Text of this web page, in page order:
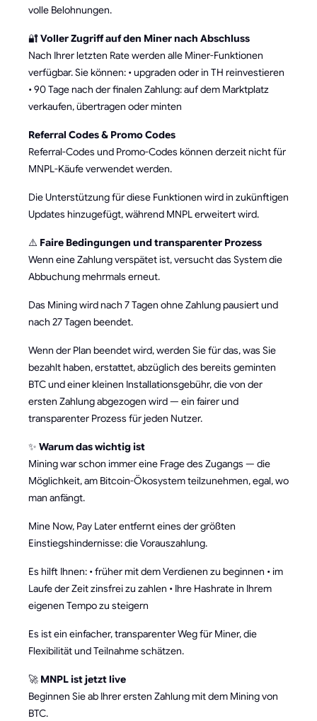
volle Belohnungen.
🔐Voller Zugriff auf den Miner nach Abschluss
Nach Ihrer letzten Rate werden alle Miner-Funktionen
verfügbar. Sie können: • upgraden oder in TH reinvestieren
• 90 Tage nach der finalen Zahlung: auf dem Marktplatz
verkaufen, übertragen oder minten
Referral Codes & Promo Codes
Referral-Codes und Promo-Codes können derzeit nicht für
MNPL-Käufe verwendet werden.
Die Unterstützung für diese Funktionen wird in zukünftigen
Updates hinzugefügt, während MNPL erweitert wird.
⚠️ Faire Bedingungen und transparenter Prozess
Wenn eine Zahlung verspätet ist, versucht das System die
Abbuchung mehrmals erneut.
Das Mining wird nach 7 Tagen ohne Zahlung pausiert und
nach 27 Tagen beendet.
Wenn der Plan beendet wird, werden Sie für das, was Sie
bezahlt haben, erstattet, abzüglich des bereits geminten
BTC und einer kleinen Installationsgebühr, die von der
ersten Zahlung abgezogen wird — ein fairer und
transparenter Prozess für jeden Nutzer.
✨ Warum das wichtig ist
Mining war schon immer eine Frage des Zugangs — die
Möglichkeit, am Bitcoin-Ökosystem teilzunehmen, egal, wo
man anfängt.
Mine Now, Pay Later entfernt eines der größten
Einstiegshindernisse: die Vorauszahlung.
Es hilft Ihnen: • früher mit dem Verdienen zu beginnen • im
Laufe der Zeit zinsfrei zu zahlen • Ihre Hashrate in Ihrem
eigenen Tempo zu steigern
Es ist ein einfacher, transparenter Weg für Miner, die
Flexibilität und Teilnahme schätzen.
🚀 MNPL ist jetzt live
Beginnen Sie ab Ihrer ersten Zahlung mit dem Mining von
BTC.